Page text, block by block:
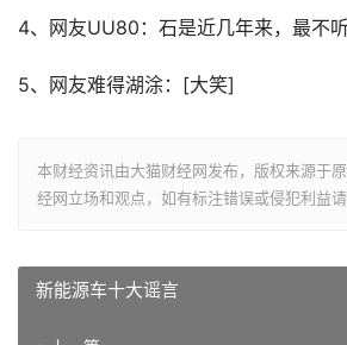
4、网友UU80：石是近几年来，最不
5、网友难得湖涂：[大笑]
本财经资讯由大猫财经网发布，版权来源于
经网立场和观点，如有标注错误或侵犯利益请
新能源车十大谣言